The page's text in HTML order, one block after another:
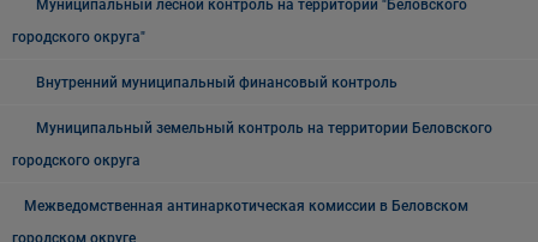
Муниципальный лесной контроль на территории "Беловского
городского округа"
Внутренний муниципальный финансовый контроль
Муниципальный земельный контроль на территории Беловского
городского округа
Межведомственная антинаркотическая комиссии в Беловском
городском округе